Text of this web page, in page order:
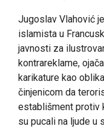
Jugoslav Vlahović
islamista u
javnosti za
kontrareklame,
karikature kao
činjenicom da
establišment protiv
su pucali na ljude u